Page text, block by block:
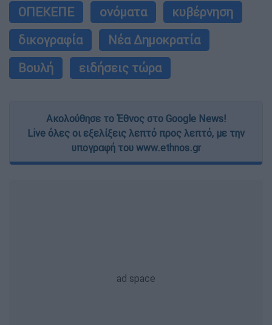
ΟΠΕΚΕΠΕ ονόματα
κυβέρνηση
δικογραφία
Νέα Δημοκρατία
Βουλή
ειδήσεις τώρα
Ακολούθησε το Έθνος στο Google News!
Live όλες οι εξελίξεις λεπτό προς λεπτό, με την
υπογραφή του www.ethnos.gr